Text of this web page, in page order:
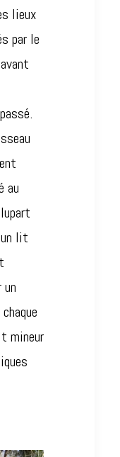
lieux
par le
au
un lit
un
mineur